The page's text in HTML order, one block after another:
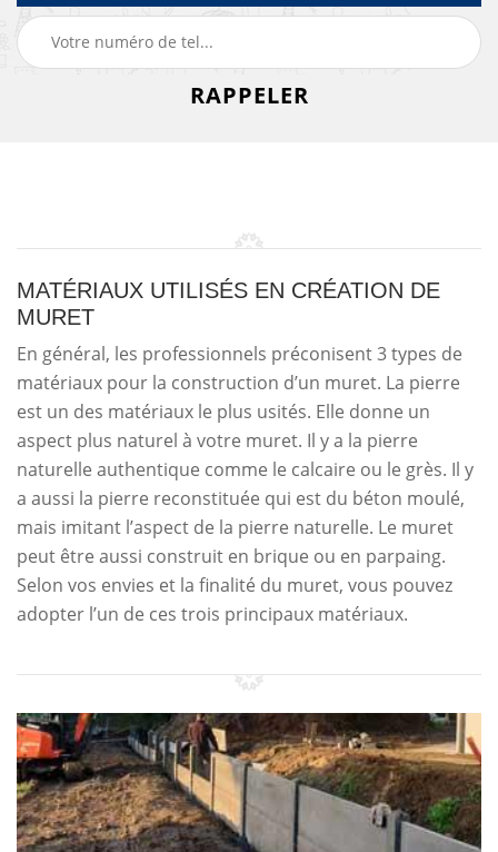
MATÉRIAUX UTILISÉS EN CRÉATION DE
MURET
En général, les professionnels préconisent 3 types de
matériaux pour la construction d’un muret. La pierre
est un des matériaux le plus usités. Elle donne un
aspect plus naturel à votre muret. Il y a la pierre
naturelle authentique comme le calcaire ou le grès. Il y
a aussi la pierre reconstituée qui est du béton moulé,
mais imitant l’aspect de la pierre naturelle. Le muret
peut être aussi construit en brique ou en parpaing.
Selon vos envies et la finalité du muret, vous pouvez
adopter l’un de ces trois principaux matériaux.